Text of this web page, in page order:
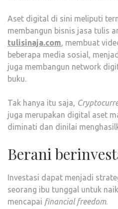
Aset digital di sini meliputi
membangun bisnis jasa tulis
tulisinaja.com, membuat
beberapa media sosial,
juga membangun network
buku.
Tak hanya itu saja,
juga merupakan digital aset
diminati dan dinilai
Berani
Investasi dapat menjadi
seorang ibu tunggal untuk
mencapai financial freedom.